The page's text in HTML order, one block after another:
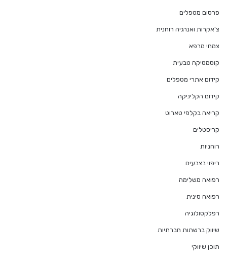
פרסום מטפלים
צ'אקרות ואנרגיה רוחנית
צמחי מרפא
קוסמטיקה טבעית
קידום אתרי מטפלים
קידום הקליניקה
קריאה בקלפי טארוט
קריסטלים
רוחניות
ריפוי בצבעים
רפואה משלימה
רפואה סינית
רפלקסולוגיה
שיווק ברשתות חברתיות
תוכן שיווקי